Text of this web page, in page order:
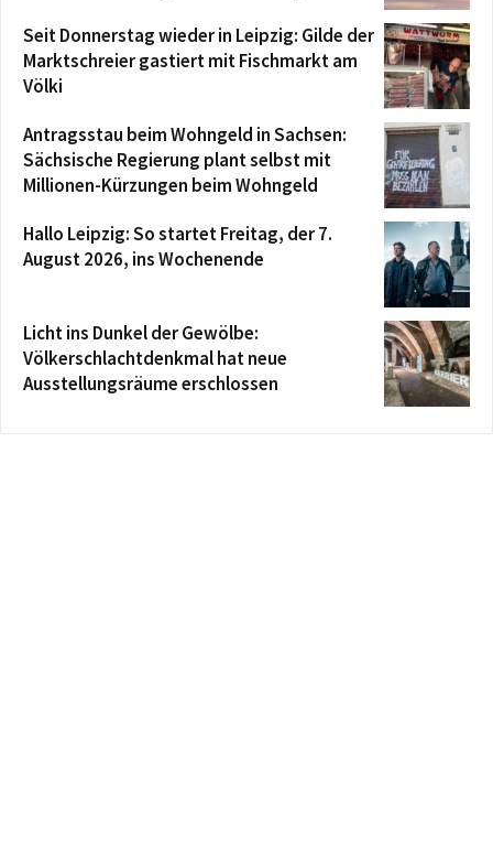
Seit Donnerstag wieder in Leipzig: Gilde der
Marktschreier gastiert mit Fischmarkt am
Völki
Antragsstau beim Wohngeld in Sachsen:
Sächsische Regierung plant selbst mit
Millionen-Kürzungen beim Wohngeld
Hallo Leipzig: So startet Freitag, der 7.
August 2026, ins Wochenende
Licht ins Dunkel der Gewölbe:
Völkerschlachtdenkmal hat neue
Ausstellungsräume erschlossen